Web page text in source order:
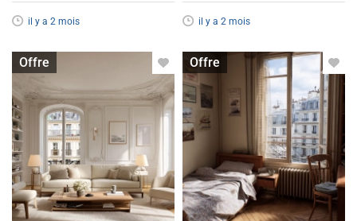
il y a 2 mois il y a 2 mois
Offre
Logement contre service Offre
Logement contre service